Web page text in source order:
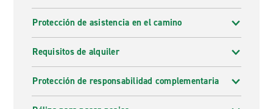
Protección de asistencia en el camino
Requisitos de alquiler
Protección de responsabilidad complementaria